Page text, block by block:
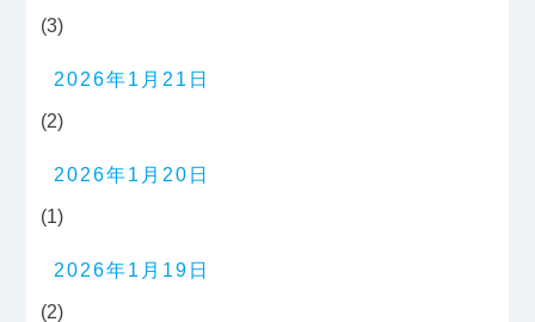
(3)
2026年1月21日
(2)
2026年1月20日
(1)
2026年1月19日
(2)